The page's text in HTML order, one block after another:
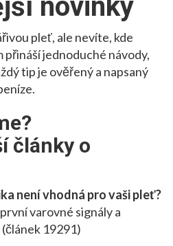
novinky
pleť, ale nevíte, kde
přináší jednoduché návody,
tip je ověřený a napsaný
články o
není vhodná pro vaši pleť?
varovné signály a
19291)